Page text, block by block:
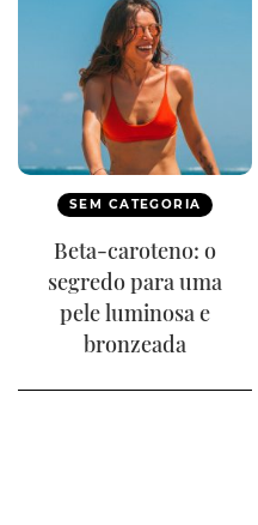
SEM CATEGORIA
Beta-caroteno: o
segredo para uma
pele luminosa e
bronzeada